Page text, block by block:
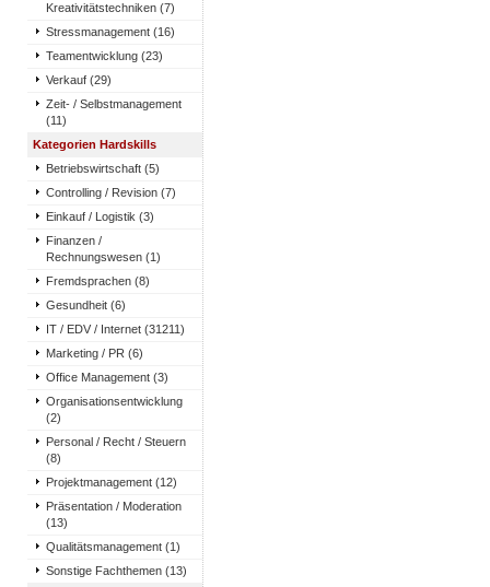
Kreativitätstechniken (7)
Stressmanagement (16)
Teamentwicklung (23)
Verkauf (29)
Zeit- / Selbstmanagement
(11)
Kategorien Hardskills
Betriebswirtschaft (5)
Controlling / Revision (7)
Einkauf / Logistik (3)
Finanzen /
Rechnungswesen (1)
Fremdsprachen (8)
Gesundheit (6)
IT / EDV / Internet (31211)
Marketing / PR (6)
Office Management (3)
Organisationsentwicklung
(2)
Personal / Recht / Steuern
(8)
Projektmanagement (12)
Präsentation / Moderation
(13)
Qualitätsmanagement (1)
Sonstige Fachthemen (13)